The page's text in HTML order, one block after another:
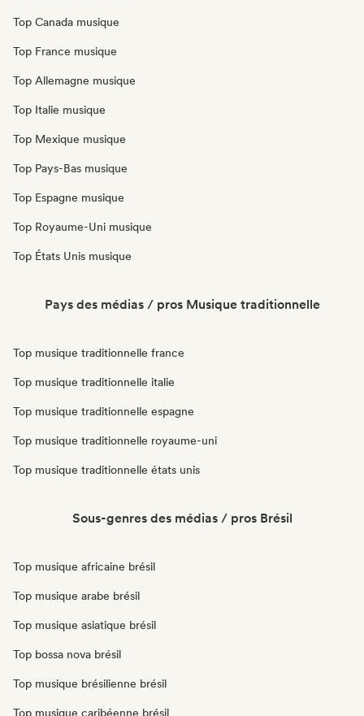
Top Canada musique
Top France musique
Top Allemagne musique
Top Italie musique
Top Mexique musique
Top Pays-Bas musique
Top Espagne musique
Top Royaume-Uni musique
Top États Unis musique
Pays des médias / pros Musique traditionnelle
Top musique traditionnelle france
Top musique traditionnelle italie
Top musique traditionnelle espagne
Top musique traditionnelle royaume-uni
Top musique traditionnelle états unis
Sous-genres des médias / pros Brésil
Top musique africaine brésil
Top musique arabe brésil
Top musique asiatique brésil
Top bossa nova brésil
Top musique brésilienne brésil
Top musique caribéenne brésil